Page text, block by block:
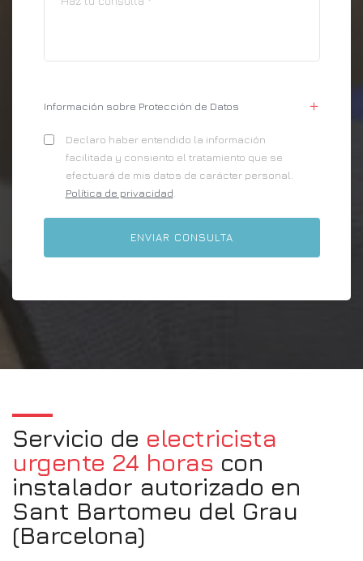
Información sobre Protección de Datos
Declaro haber entendido la información
facilitada y consiento el tratamiento que se
efectuará de mis datos de carácter personal.
Política de privacidad
Servicio de electricista
urgente 24 horas con
instalador autorizado en
Sant Bartomeu del Grau
(Barcelona)